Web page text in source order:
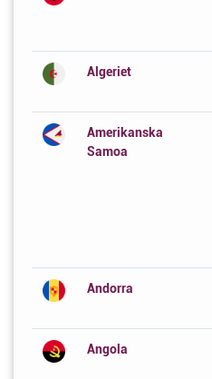
Algeriet
Amerikanska
Samoa
Andorra
Angola